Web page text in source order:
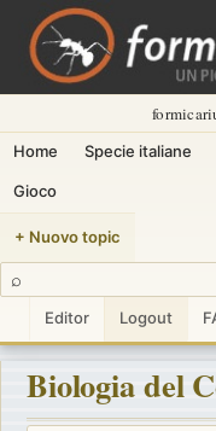
Home Specie italiane
Gioco
+ Nuovo topic
⌕
Editor Logout
Biologia del